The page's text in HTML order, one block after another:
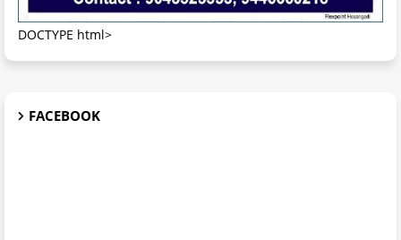
DOCTYPE html>
FACEBOOK